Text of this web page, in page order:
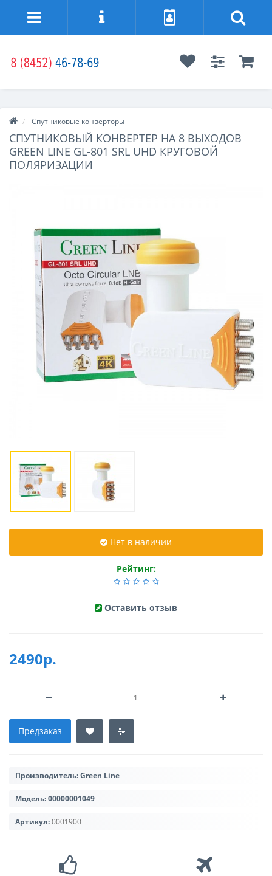
Спутниковые конверторы
СПУТНИКОВЫЙ КОНВЕРТЕР НА 8 ВЫХОДОВ
GREEN LINE GL-801 SRL UHD КРУГОВОЙ
ПОЛЯРИЗАЦИИ
Нет в наличии
Рейтинг:
Оставить отзыв
2490р.
Предзаказ
Производитель:Green Line
Модель:00000001049
Артикул:0001900